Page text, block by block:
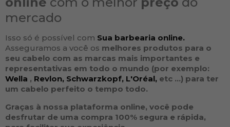
mercado
Isso só é possível com Sua barbearia online.
Asseguramos a você os melhores produtos para o
seu cabelo com as marcas mais importantes e
representativas em todo o mundo (por exemplo:
Wella , Revlon, Schwarzkopf, L'Oréal, etc ...) para ter
um cabelo perfeito o tempo todo.
Graças à nossa plataforma online, você pode
desfrutar de uma compra 100% segura e rápida,